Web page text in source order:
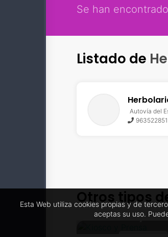
Se han encontrado
Listado de
Autovía del
963522851
Otros tipos
Kiosco y
Esta Web utiliza cookies propias y de
aceptas su uso.